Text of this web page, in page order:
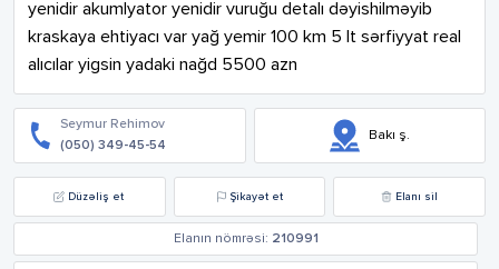
yenidir akumlyator yenidir vuruğu detalı dəyishilməyib
kraskaya ehtiyacı var yağ yemir 100 km 5 lt sərfiyyat real
alıcılar yigsin yadaki nağd 5500 azn
Seymur Rehimov
(050) 349-45-54
Bakı ş.
Düzəliş et Şikayət et Elanı sil
Elanın nömrəsi: 210991